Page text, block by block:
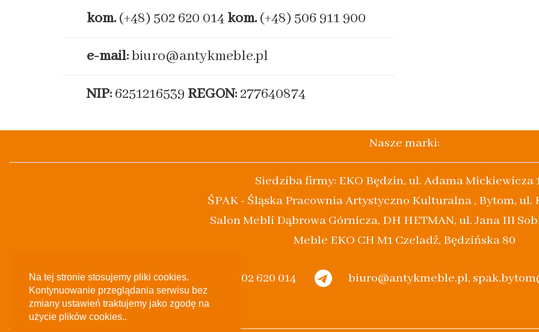
Na tej stronie stosujemy pliki cookies.
Kontynuowanie przeglądania serwisu bez
zmiany ustawień traktujemy jako zgodę na
użycie plików cookies..
kom. (+48) 502 620 014 kom. (+48) 506 911 900
e-mail:biuro@antykmeble.pl
NIP: 6251216539 REGON: 277640874
Nasze marki:
Siedziba firmy: EKO Będzin, ul. Adama Mickiewicza
ŚPAK - Śląska Pracownia Artystyczno Kulturalna , Bytom, ul.
Salon Mebli Dąbrowa Górnicza, DH HETMAN, ul. Jana III
Meble EKO CH M1 Czeladź, Będzińska 80
(+48) 502 620 014 biuro@antykmeble.pl,